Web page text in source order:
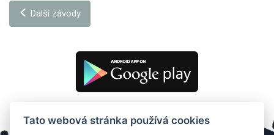
Další závody
Tato webová stránka používá cookies